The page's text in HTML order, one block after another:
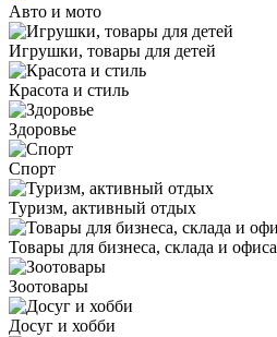
Авто и мото
Игрушки, товары для детей
Красота и стиль
Здоровье
Спорт
Туризм, активный отдых
Товары для бизнеса, склада и офиса
Зоотовары
Досуг и хобби